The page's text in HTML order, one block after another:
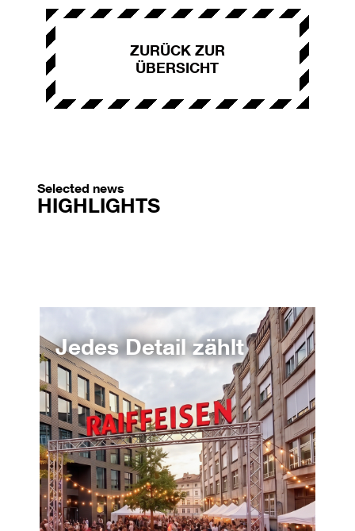
ZURÜCK ZUR
ÜBERSICHT
Selected news
HIGHLIGHTS
Jedes Detail zählt